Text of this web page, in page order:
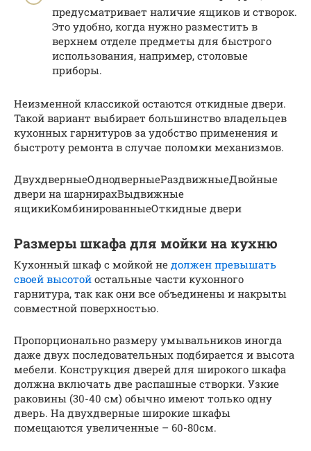
предусматривает наличие ящиков и створок.
Это удобно, когда нужно разместить в
верхнем отделе предметы для быстрого
использования, например, столовые
приборы.
Неизменной классикой остаются откидные двери.
Такой вариант выбирает большинство владельцев
кухонных гарнитуров за удобство применения и
быстроту ремонта в случае поломки механизмов.
ДвухдверныеОднодверныеРаздвижныеДвойные
двери на шарнирахВыдвижные
ящикиКомбинированныеОткидные двери
Размеры шкафа для мойки на кухню
Кухонный шкаф с мойкой не должен превышать
своей высотой остальные части кухонного
гарнитура, так как они все объединены и накрыты
совместной поверхностью.
Пропорционально размеру умывальников иногда
даже двух последовательных подбирается и высота
мебели. Конструкция дверей для широкого шкафа
должна включать две распашные створки. Узкие
раковины (30-40 см) обычно имеют только одну
дверь. На двухдверные широкие шкафы
помещаются увеличенные – 60-80см.